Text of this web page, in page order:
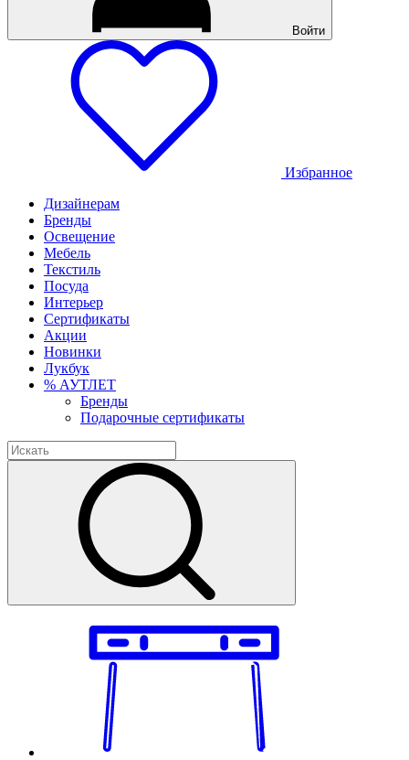
Войти
Избранное
Дизайнерам
Бренды
Освещение
Мебель
Текстиль
Посуда
Интерьер
Сертификаты
Акции
Новинки
Лукбук
% АУТЛЕТ
Бренды
Подарочные сертификаты